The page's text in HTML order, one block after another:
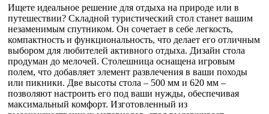
воздухе, так и для работы на природе. Благодаря своей
универсальности, стол подходит для использования как в
кемпинге, так и на даче или пикнике. Для оптовых
покупателей складной туристический стол ТСТМ
представляет особую ценность. Его компактные размеры в
сложенном виде и легкость позволяют сэкономить место при
хранении и транспортировке больших партий товара.
Высокое качество материалов и продуманная конструкция
обеспечивают долговечность, что снижает затраты на замену
и обслуживание. Приобретая складной туристический стол
Ищете идеальное решение для отдыха на природе или в
путешествии? Складной туристический стол станет вашим
незаменимым спутником. Он сочетает в себе легкость,
компактность и функциональность, что делает его отличным
выбором для любителей активного отдыха. Дизайн стола
продуман до мелочей. Столешница оснащена игровым
полем, что добавляет элемент развлечения в ваши походы
или пикники. Две высоты стола – 500 мм и 620 мм –
позволяют настроить его под ваши нужды, обеспечивая
максимальный комфорт. Изготовленный из